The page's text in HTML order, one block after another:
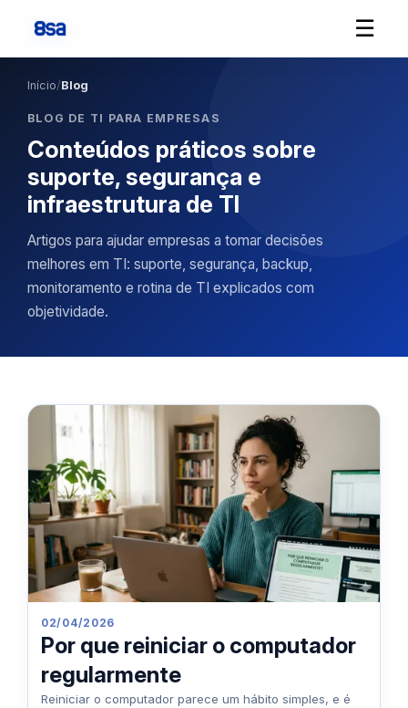
☰
Início/Blog
BLOG DE TI PARA EMPRESAS
Conteúdos práticos sobre
suporte, segurança e
infraestrutura de TI
Artigos para ajudar empresas a tomar decisões
melhores em TI: suporte, segurança, backup,
monitoramento e rotina de TI explicados com
objetividade.
02/04/2026
Por que reiniciar o computador
regularmente
Reiniciar o computador parece um hábito simples, e é